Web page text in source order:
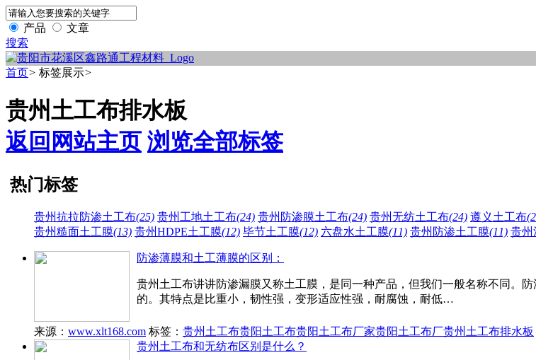
产品
文章
搜索
首页> 标签展示>
贵州土工布排水板
返回网站主页 浏览全部标签
热门标签
贵州抗拉防渗土工布(25) 贵州工地土工布(24) 贵州防渗膜土工布(24) 贵州无纺土工布(24) 遵义土工布
贵州糙面土工膜(13) 贵州HDPE土工膜(12) 毕节土工膜(12) 六盘水土工膜(11) 贵州防渗土工膜(11) 贵州
防渗薄膜和土工薄膜的区别：
贵州土工布讲讲防渗漏膜又称土工膜，是同一种产品，但我们一般名称不同。
的。其特点是比重小，韧性强，变形适应性强，耐腐蚀，耐低…
来源： www.xlt168.com 标签： 贵州土工布贵阳土工布贵阳土工布厂家贵阳土工布厂贵州土工布排水板
贵州土工布和无纺布区别是什么？